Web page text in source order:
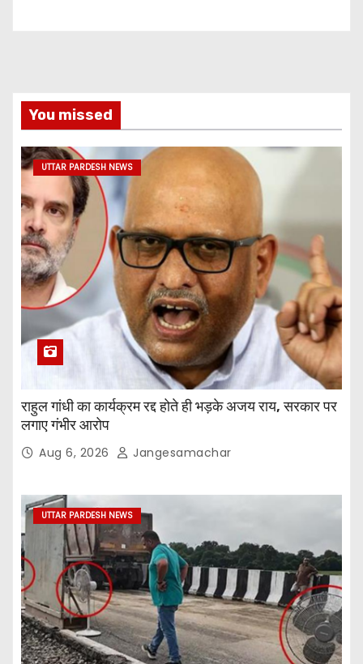
You missed
UTTAR PARDESH NEWS
राहुल गांधी का कार्यक्रम रद्द होते ही भड़के अजय राय, सरकार पर
लगाए गंभीर आरोप
Aug 6, 2026 Jangesamachar
UTTAR PARDESH NEWS